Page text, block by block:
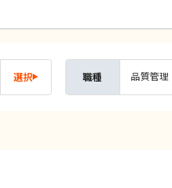
選択 職種 品質管理